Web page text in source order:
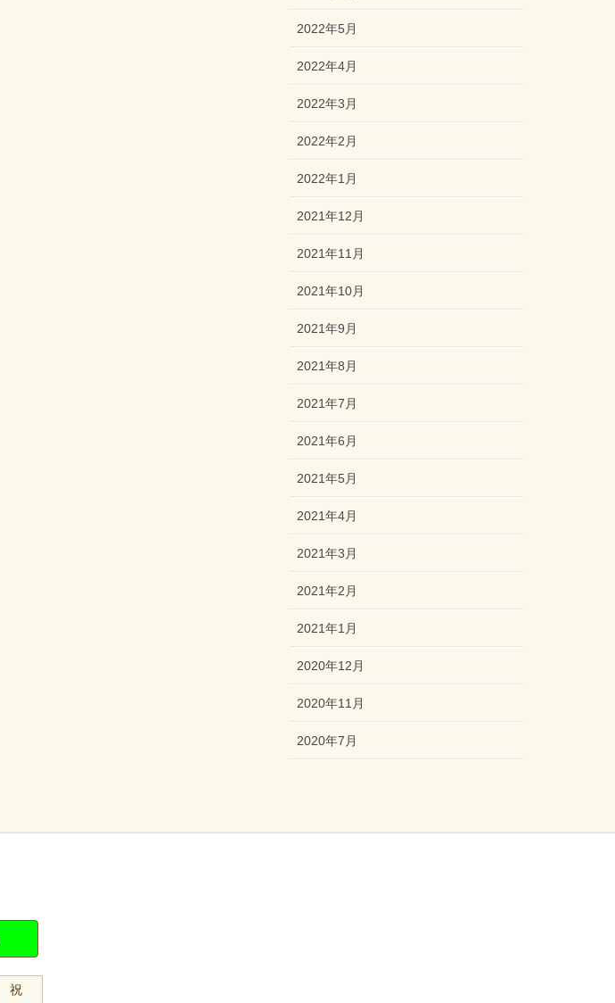
2022年5月
2022年4月
2022年3月
2022年2月
2022年1月
2021年12月
2021年11月
2021年10月
2021年9月
2021年8月
2021年7月
2021年6月
2021年5月
2021年4月
2021年3月
2021年2月
2021年1月
2020年12月
2020年11月
2020年7月
祝